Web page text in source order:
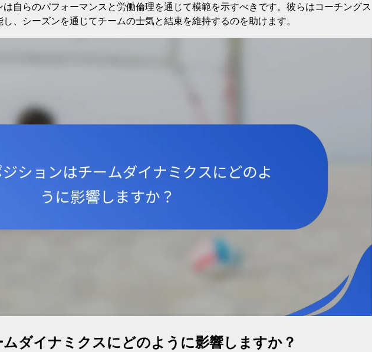
自らのパフォーマンスと労働倫理を通じて模範を示すべきです。彼らはコーチングス
、シーズンを通じてチームの士気と結束を維持するのを助けます。
ダイナミクスにどのように影響しますか？